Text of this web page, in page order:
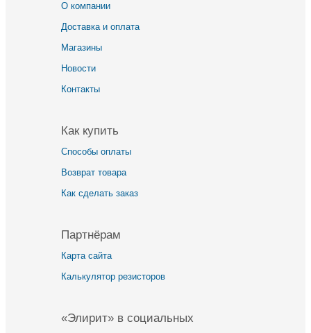
О компании
Доставка и оплата
Магазины
Новости
Контакты
Как купить
Способы оплаты
Возврат товара
Как сделать заказ
Партнёрам
Карта сайта
Калькулятор резисторов
«Элирит» в социальных